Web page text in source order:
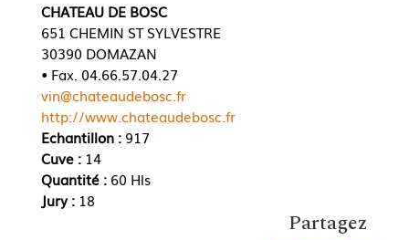
CHATEAU DE BOSC
651 CHEMIN ST SYLVESTRE
30390 DOMAZAN
• Fax. 04.66.57.04.27
vin@chateaudebosc.fr
http://www.chateaudebosc.fr
Echantillon :917
Cuve : 14
Quantité : 60 Hls
Jury : 18
Partagez